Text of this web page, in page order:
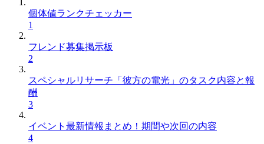
個体値ランクチェッカー
1
フレンド募集掲示板
2
スペシャルリサーチ「彼方の電光」のタスク内容と報
酬
3
イベント最新情報まとめ！期間や次回の内容
4